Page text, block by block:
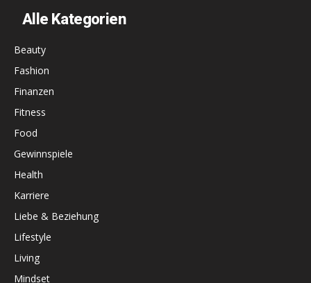
Alle Kategorien
Beauty
Fashion
Finanzen
Fitness
Food
Gewinnspiele
Health
Karriere
Liebe & Beziehung
Lifestyle
Living
Mindset